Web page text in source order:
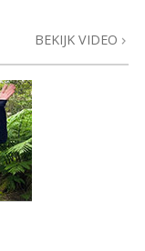
BEKIJK VIDEO